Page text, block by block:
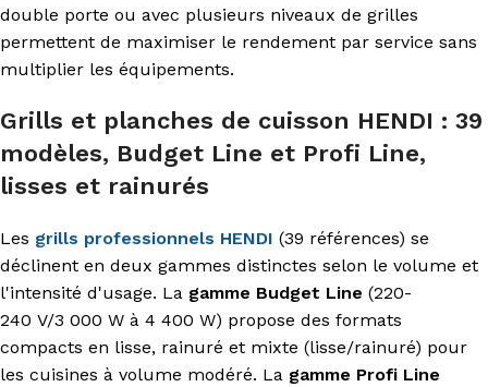
double porte ou avec plusieurs niveaux de grilles
permettent de maximiser le rendement par service sans
multiplier les équipements.
Grills et planches de cuisson HENDI : 39
modèles, Budget Line et Profi Line,
lisses et rainurés
Les grills professionnels HENDI (39 références) se
déclinent en deux gammes distinctes selon le volume et
l'intensité d'usage. La gamme Budget Line (220-
240 V/3 000 W à 4 400 W) propose des formats
compacts en lisse, rainuré et mixte (lisse/rainuré) pour
les cuisines à volume modéré. La gamme Profi Line